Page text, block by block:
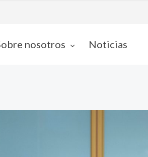
nosotros Noticias